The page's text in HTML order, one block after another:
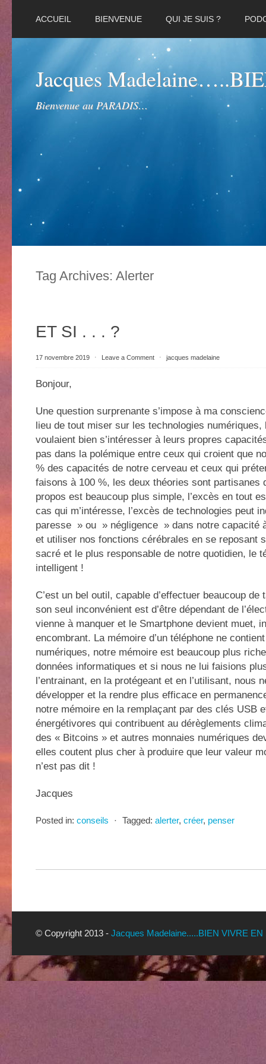
ACCUEIL BIENVENUE QUI JE SUIS ?
Jacques
Bienvenue au PARADIS…
Tag Archives: Alerter
ET SI . . . ?
17 novembre 2019 ⋅ Leave a Comment ⋅ jacques madelaine
Bonjour,
Une question surprenante s’impose à ma
lieu de tout miser sur les technologies numériques,
voulaient bien s’intéresser à leurs propres
pas dans la polémique entre ceux qui croient que
% des capacités de notre cerveau et ceux qui
faisons à 100 %, les deux théories sont partisanes
propos est beaucoup plus simple, l’excès en tout
cas qui m’intéresse, l’excès de technologies peut
paresse » ou » négligence » dans notre capacité
et utiliser nos fonctions cérébrales en se reposant
sacré et le plus responsable de notre quotidien, le
intelligent !
C’est un bel outil, capable d’effectuer beaucoup de
son seul inconvénient est d’être dépendant de
vienne à manquer et le Smartphone devient muet,
encombrant. La mémoire d’un téléphone ne
numériques, notre mémoire est beaucoup plus
données informatiques et si nous ne lui faisions
l’entrainant, en la protégeant et en l’utilisant, nous
développer et la rendre plus efficace en
notre mémoire en la remplaçant par des clés USB
énergétivores qui contribuent au dérèglements
des « Bitcoins » et autres monnaies numériques
elles coutent plus cher à produire que leur valeur
n’est pas dit !
Jacques
Posted in: conseils ⋅ Tagged: alerter, créer, penser
© Copyright 2013 - Jacques Madelaine.....BIEN VIVRE EN